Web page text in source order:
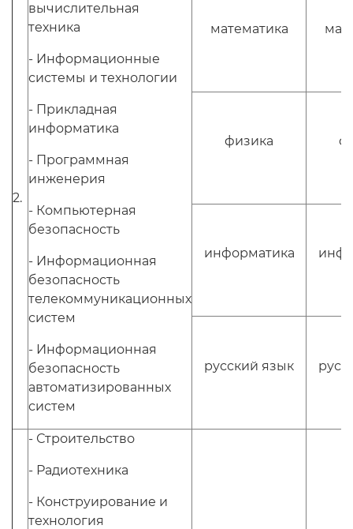
2.
вычислительная
техника
- Информационные
системы и технологии
- Прикладная
информатика
- Программная
инженерия
- Компьютерная
безопасность
- Информационная
безопасность
телекоммуникационных
систем
- Информационная
безопасность
автоматизированных
систем
математика
физика
информатика
русский язык
- Строительство
- Радиотехника
- Конструирование и
технология